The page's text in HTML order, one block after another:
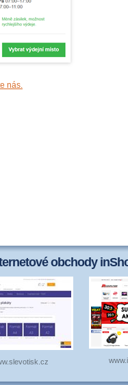
nás.
obchody